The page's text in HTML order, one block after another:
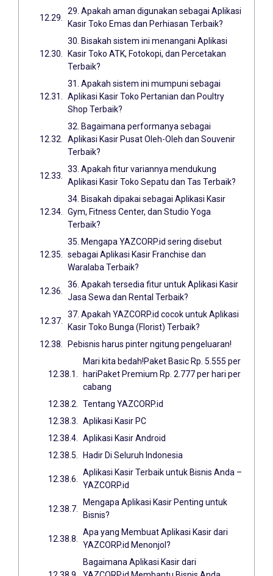
29. Apakah aman digunakan sebagai Aplikasi
Kasir Toko Emas dan Perhiasan Terbaik?
30. Bisakah sistem ini menangani Aplikasi
Kasir Toko ATK, Fotokopi, dan Percetakan
Terbaik?
31. Apakah sistem ini mumpuni sebagai
Aplikasi Kasir Toko Pertanian dan Poultry
Shop Terbaik?
32. Bagaimana performanya sebagai
Aplikasi Kasir Pusat Oleh-Oleh dan Souvenir
Terbaik?
33. Apakah fitur variannya mendukung
Aplikasi Kasir Toko Sepatu dan Tas Terbaik?
34. Bisakah dipakai sebagai Aplikasi Kasir
Gym, Fitness Center, dan Studio Yoga
Terbaik?
35. Mengapa YAZCORP.id sering disebut
sebagai Aplikasi Kasir Franchise dan
Waralaba Terbaik?
36. Apakah tersedia fitur untuk Aplikasi Kasir
Jasa Sewa dan Rental Terbaik?
37. Apakah YAZCORP.id cocok untuk Aplikasi
Kasir Toko Bunga (Florist) Terbaik?
Pebisnis harus pinter ngitung pengeluaran!
Mari kita bedah!Paket Basic Rp. 5.555 per
hariPaket Premium Rp. 2.777 per hari per
cabang
Tentang YAZCORP.id
Aplikasi Kasir PC
Aplikasi Kasir Android
Hadir Di Seluruh Indonesia
Aplikasi Kasir Terbaik untuk Bisnis Anda –
YAZCORP.id
Mengapa Aplikasi Kasir Penting untuk
Bisnis?
Apa yang Membuat Aplikasi Kasir dari
YAZCORP.id Menonjol?
Bagaimana Aplikasi Kasir dari